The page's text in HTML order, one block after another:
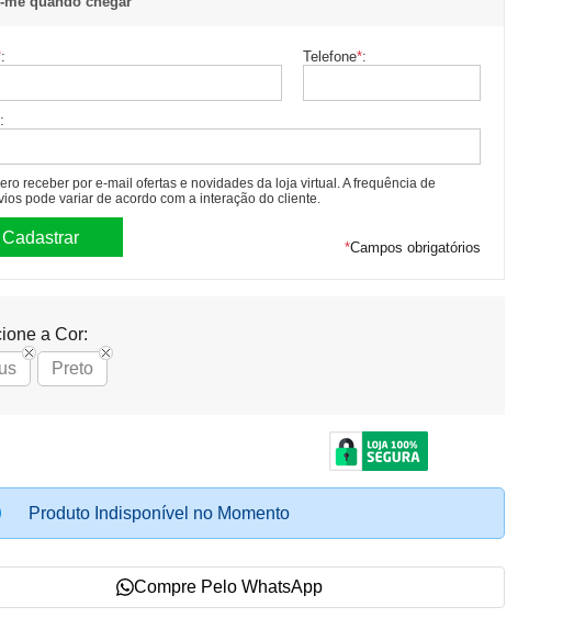
: Telefone*:
:
receber por e-mail ofertas e novidades da loja virtual. A frequência de
pode variar de acordo com a interação do cliente.
*Campos obrigatórios
a Cor:
Preto
Produto Indisponível no Momento
Compre Pelo WhatsApp